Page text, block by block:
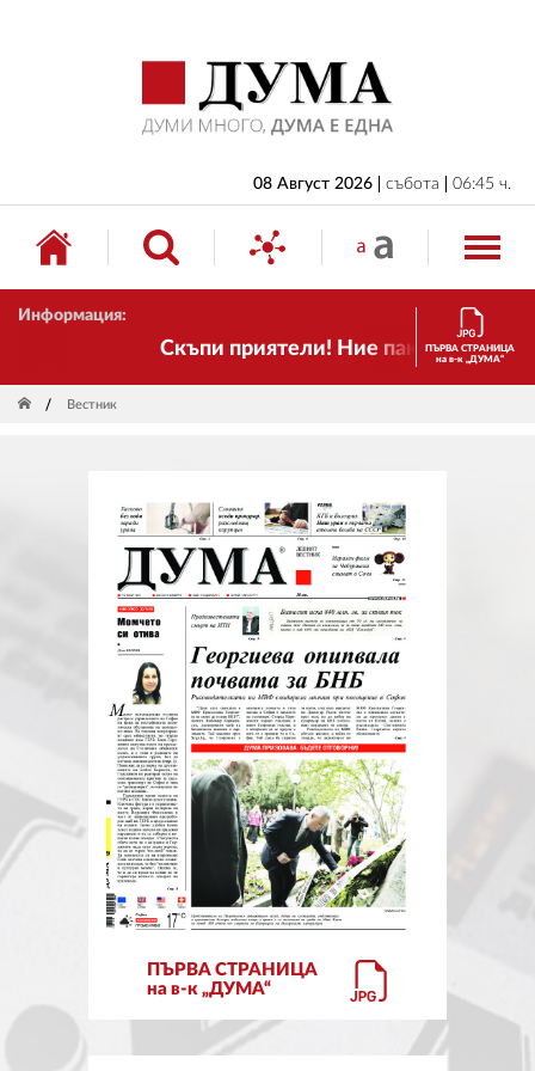
08 Август 2026 събота 06:45 ч.
Информация:
Скъпи приятели! Ние пак сме тук!
ПЪРВА СТРАНИЦА
на в-к „ДУМА“
Вестник
ПЪРВА СТРАНИЦА
на в-к „ДУМА“
БЪЛГАРИЯ
ИКОНОМИКА
ИЗБОРИ
СВЯТ
ДРУГИ
ЗА НАС
АВТОРИ
РЕДАКЦИЯ
КОНТАКТИ
РЕКЛАМА
АБОНАМЕНТ
УСЛОВИЯ ЗА ПОЛЗВАНЕ
ПОЛИТИКА ЗА БИСКВИТКИТЕ
ПОЛИТИКАТА ЗА
ПОВЕРИТЕЛНОСТ